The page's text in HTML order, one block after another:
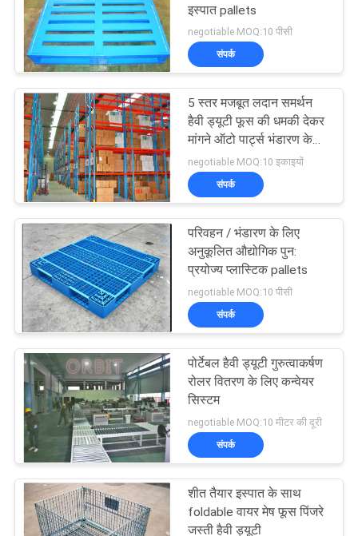
मामलों
साइटमैप
PRIVACY
POLICY
ब्रैकट धमकी देकर मांगने
का सिस्टम
फूस की रैक में ड्राइव
20
रैक समर्थित मेजेनाइन
17
इस्पात pallets
negotiable MOQ:10 पीसी
संपर्क
5 स्तर मजबूत लदान समर्थन
हैवी ड्यूटी फूस की धमकी देकर
मांगने ऑटो पार्ट्स भंडारण के
लिए
negotiable MOQ:10 इकाइयों
संपर्क
परिवहन / भंडारण के लिए
अनुकूलित औद्योगिक पुन:
प्रयोज्य प्लास्टिक pallets
negotiable MOQ:10 पीसी
संपर्क
पोर्टेबल हैवी ड्यूटी गुरुत्वाकर्षण
रोलर वितरण के लिए कन्वेयर
सिस्टम
negotiable MOQ:10 मीटर की दूरी
संपर्क
शीत तैयार इस्पात के साथ
foldable वायर मेष फूस पिंजरे
जस्ती हैवी ड्यूटी